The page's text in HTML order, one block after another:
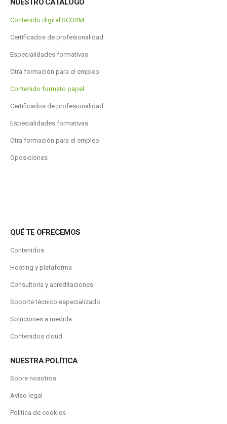
NUESTRO CATÁLOGO
Contenido digital SCORM
Certificados de profesionalidad
Especialidades formativas
Otra formación para el empleo
Contenido formato papel
Certificados de profesionalidad
Especialidades formativas
Otra formación para el empleo
Oposiciones
QUÉ TE OFRECEMOS
Contenidos
Hosting y plataforma
Consultoría y acreditaciones
Soporte técnico especializado
Soluciones a medida
Contenidos.cloud
NUESTRA POLÍTICA
Sobre nosotros
Aviso legal
Política de cookies